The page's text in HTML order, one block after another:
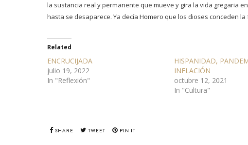
la sustancia real y permanente que mueve y gira la vida gregaria
hasta se desaparece. Ya decía Homero que los dioses conceden
Related
ENCRUCIJADA
julio 19, 2022
In "Reflexión"
HISPANIDAD,
INFLACIÓN
octubre 12, 2021
In "Cultura"
SHARE TWEET PIN IT